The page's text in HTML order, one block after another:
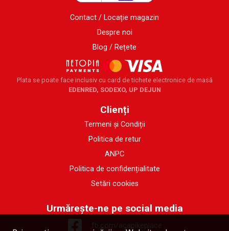
Contact / Locație magazin
Despre noi
Blog / Rețete
Plata se poate face inclusiv cu card de tichete electronice de masă
EDENRED, SODEXO, UP DEJUN
Clienți
Termeni și Condiții
Politica de retur
ANPC
Politica de confidențialitate
Setări cookies
Urmărește-ne pe social media
fb.com/acapikeplace